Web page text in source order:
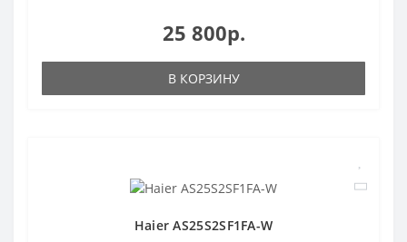
25 800р.
В КОРЗИНУ
Haier AS25S2SF1FA-W